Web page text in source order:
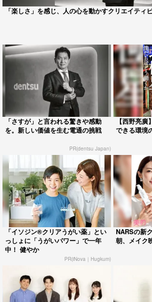
「楽しさ」を感じ、人の心を動かすクリエイティ
「さすが」と言われる驚きや感動
を。新しい価値を生む電通の挑戦
PR(dentsu Japan)
【西野亮
できる環境
「イソジン®クリアうがい薬」とい
っしょに「うがいパワー」で一年
中！ 健やか
PR(iNova｜Hugkum)
NARSの新
朝、メイク